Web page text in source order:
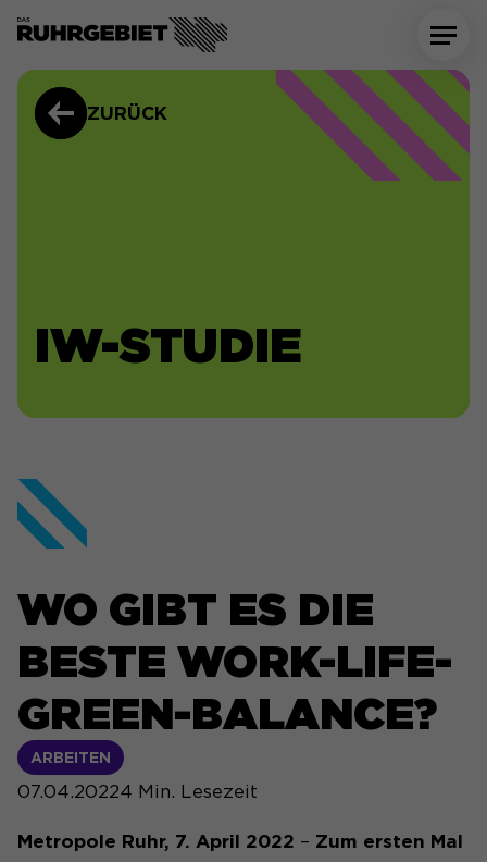
ZURÜCK
IW-STUDIE
WO GIBT ES DIE
BESTE WORK-LIFE-
GREEN-BALANCE?
ARBEITEN
07.04.20224 Min. Lesezeit
Metropole Ruhr, 7. April 2022 – Zum ersten Mal